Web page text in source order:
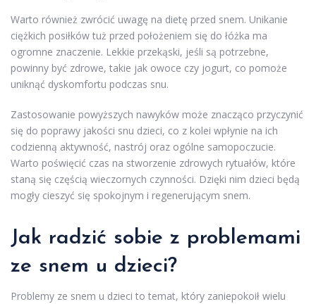
Warto również zwrócić uwagę na dietę przed snem. Unikanie
ciężkich posiłków tuż przed położeniem się do łóżka ma
ogromne znaczenie. Lekkie przekąski, jeśli są potrzebne,
powinny być zdrowe, takie jak owoce czy jogurt, co pomoże
uniknąć dyskomfortu podczas snu.
Zastosowanie powyższych nawyków może znacząco przyczynić
się do poprawy jakości snu dzieci, co z kolei wpłynie na ich
codzienną aktywność, nastrój oraz ogólne samopoczucie.
Warto poświęcić czas na stworzenie zdrowych rytuałów, które
staną się częścią wieczornych czynności. Dzięki nim dzieci będą
mogły cieszyć się spokojnym i regenerującym snem.
Jak radzić sobie z problemami
ze snem u dzieci?
Problemy ze snem u dzieci to temat, który zaniepokoił wielu